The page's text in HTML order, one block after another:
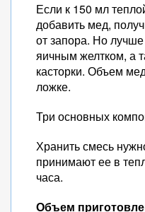
Если к 150 мл
добавить мед,
от запора. Но
яичным желтком, а
касторки. Объем
ложке.
Три основных
Хранить смесь
принимают ее в
часа.
Объем